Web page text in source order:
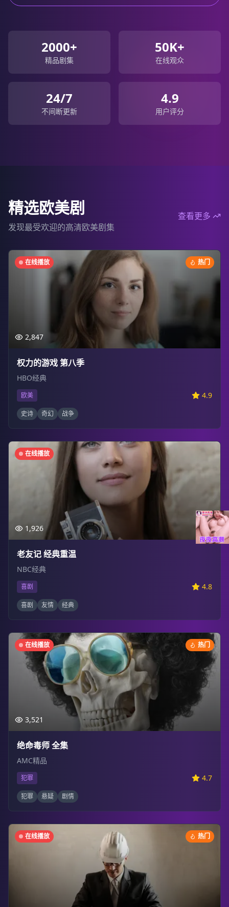
2000+
精品剧集
50K+
在线观众
24/7
不间断更新
4.9
用户评分
精选欧美剧
发现最受欢迎的高清欧美剧集
查看更多
在线播放 热门
2,847
权力的游戏 第八季
HBO经典
欧美 4.9
史诗 奇幻 战争
在线播放
1,926
老友记 经典重温
NBC经典
喜剧 4.8
喜剧 友情 经典
在线播放 热门
3,521
绝命毒师 全集
AMC精品
犯罪 4.7
犯罪 悬疑 剧情
在线播放 热门